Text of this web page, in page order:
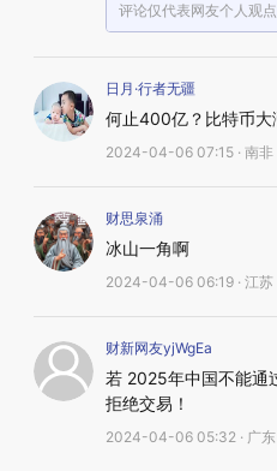
评论仅代表网友个人观
日月·行者无疆
何止400亿？比特币大
2024-04-06 07:15 · 南非
财思泉涌
冰山一角啊
2024-04-06 06:19 · 江苏
财新网友yjWgEa
若 2025年中国不能通
拒绝交易！
2024-04-06 05:32 · 广东